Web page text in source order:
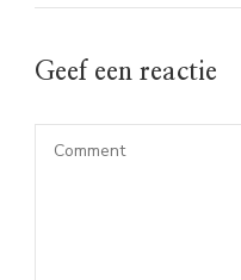
Geef een reactie